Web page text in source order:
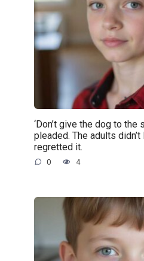
‘Don’t give the dog to the
pleaded. The adults
regretted it.
0 4